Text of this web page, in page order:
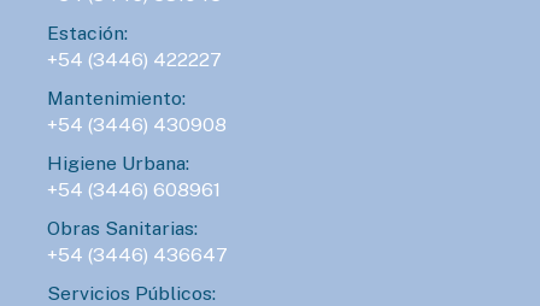
Estación:
+54 (3446) 422227
Mantenimiento:
+54 (3446) 430908
Higiene Urbana:
+54 (3446) 608961
Obras Sanitarias:
+54 (3446) 436647
Servicios Públicos: